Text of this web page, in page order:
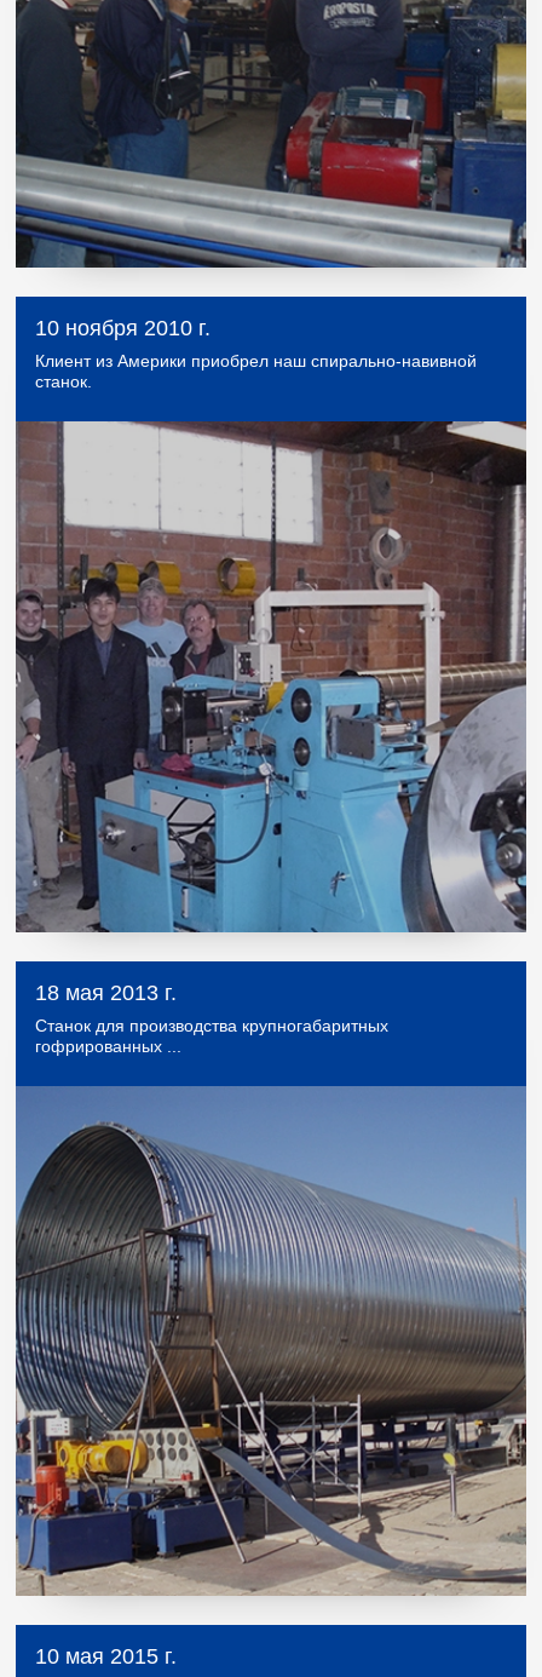
10 ноября 2010 г.
Клиент из Америки приобрел наш спирально-навивной
станок.
18 мая 2013 г.
Станок для производства крупногабаритных
гофрированных ...
10 мая 2015 г.